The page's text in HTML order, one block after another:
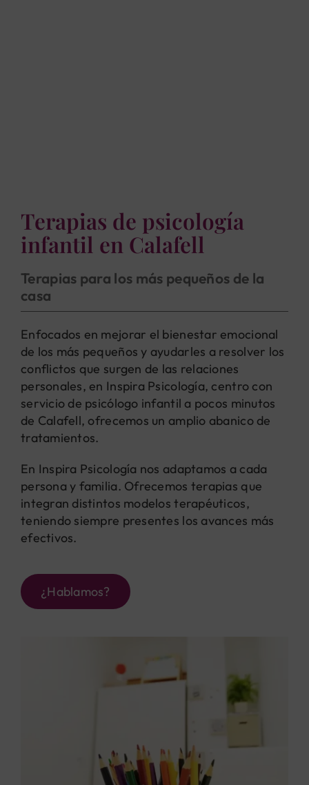
Terapias de psicología
infantil en Calafell
Terapias para los más pequeños de la
casa
Enfocados en mejorar el bienestar emocional
de los más pequeños y ayudarles a resolver los
conflictos que surgen de las relaciones
personales, en Inspira Psicología, centro con
servicio de psicólogo infantil a pocos minutos
de Calafell, ofrecemos un amplio abanico de
tratamientos.
En Inspira Psicología nos adaptamos a cada
persona y familia. Ofrecemos terapias que
integran distintos modelos terapéuticos,
teniendo siempre presentes los avances más
efectivos.
¿Hablamos?